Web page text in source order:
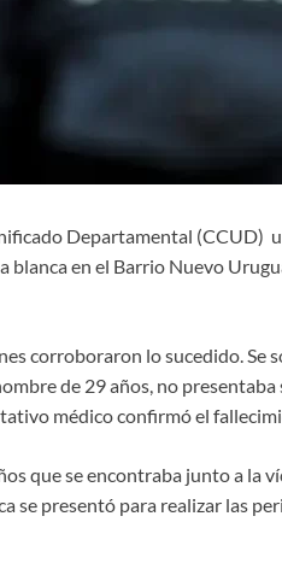
Departamental (CCUD)
en el Barrio Nuevo
corroboraron lo sucedido. Se
de 29 años, no presentaba
médico confirmó el
que se encontraba junto a la
se presentó para realizar las